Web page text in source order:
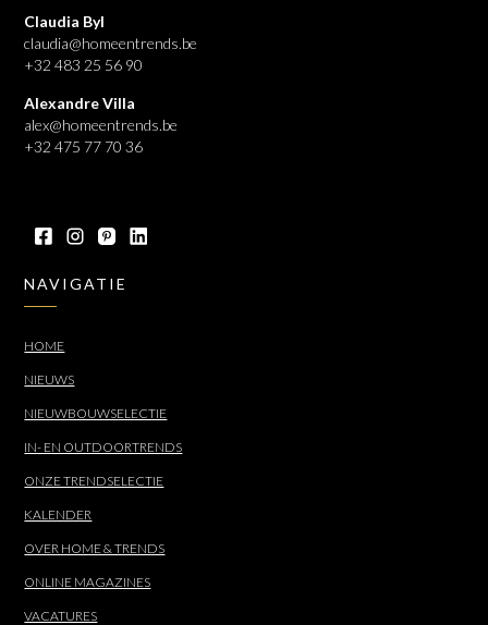
Claudia Byl
claudia@homeentrends.be
+32 483 25 56 90
Alexandre Villa
alex@homeentrends.be
+32 475 77 70 36
NAVIGATIE
HOME
NIEUWS
NIEUWBOUWSELECTIE
IN- EN OUTDOORTRENDS
ONZE TRENDSELECTIE
KALENDER
OVER HOME & TRENDS
ONLINE MAGAZINES
VACATURES